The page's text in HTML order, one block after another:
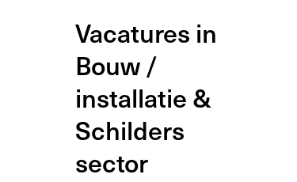
Vacatures in
Bouw /
installatie &
Schilders
sector